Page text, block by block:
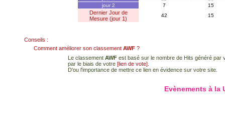
jour 2
7 15
Dernier Jour de
Mesure (jour 1)
42 15
Conseils :
Comment améliorer son classement AWF ?
Le classement AWF est basé sur le nombre de Hits généré
par le biais de votre [lien de vote]
D'ou l'importance de mettre ce lien en évidence sur votre site.
Evènements à la